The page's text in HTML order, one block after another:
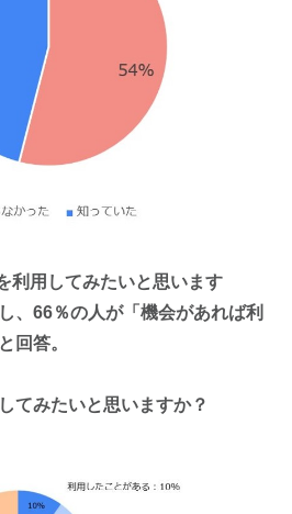
用してみたいと思います
、66％の人が「機会があれば利
回答。
てみたいと思いますか？